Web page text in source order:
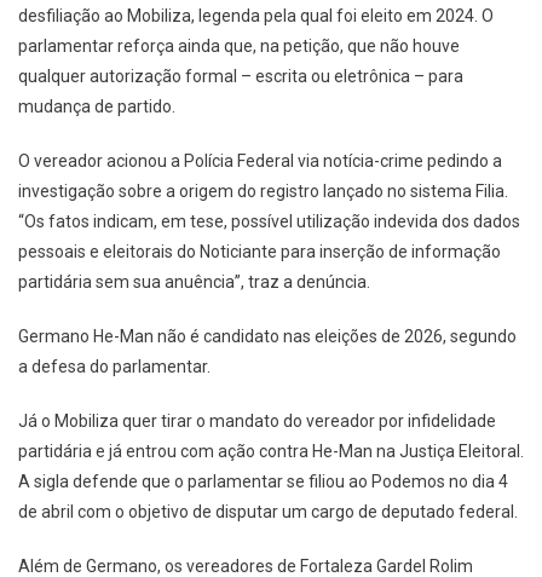
desfiliação ao Mobiliza, legenda pela qual foi eleito em 2024. O
parlamentar reforça ainda que, na petição, que não houve
qualquer autorização formal – escrita ou eletrônica – para
mudança de partido.
O vereador acionou a Polícia Federal via notícia-crime pedindo a
investigação sobre a origem do registro lançado no sistema Filia.
“Os fatos indicam, em tese, possível utilização indevida dos dados
pessoais e eleitorais do Noticiante para inserção de informação
partidária sem sua anuência”, traz a denúncia.
Germano He-Man não é candidato nas eleições de 2026, segundo
a defesa do parlamentar.
Já o Mobiliza quer tirar o mandato do vereador por infidelidade
partidária e já entrou com ação contra He-Man na Justiça Eleitoral.
A sigla defende que o parlamentar se filiou ao Podemos no dia 4
de abril com o objetivo de disputar um cargo de deputado federal.
Além de Germano, os vereadores de Fortaleza Gardel Rolim